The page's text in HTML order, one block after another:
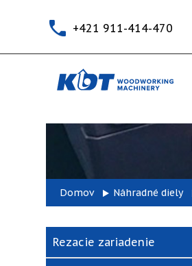
+421 911-414-470
Domov Náhradné diely
Rezacie zariadenie